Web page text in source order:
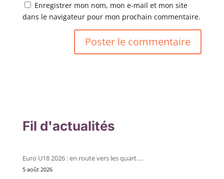
Enregistrer mon nom, mon e-mail et mon site
dans le navigateur pour mon prochain commentaire.
Fil d'actualités
Euro U18 2026 : en route vers les quart….
5 août 2026